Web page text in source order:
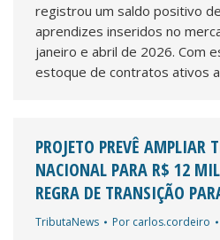
registrou um saldo positivo
aprendizes inseridos no
janeiro e abril de 2026. Com
estoque de contratos ativos
PROJETO PREVÊ AMPLIAR
NACIONAL PARA R$ 12
REGRA DE TRANSIÇÃO
TributaNews Por carlos.cordeiro